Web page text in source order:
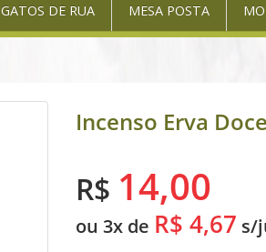
GATOS DE RUA MESA POSTA
Incenso Erva
R$ 14,00
ou 3x de R$ 4,67 s/